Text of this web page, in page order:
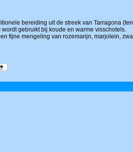
bereiding uit de streek van Tarragona
gebruikt bij koude en warme visschotels.
fijne mengeling van rozemarijn, marjolein,